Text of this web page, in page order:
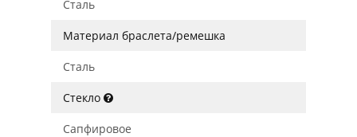
Сталь
Материал браслета/ремешка
Сталь
Стекло
Сапфировое